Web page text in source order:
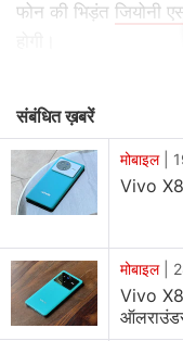
फोन की भिड़ंतजियोनी
वीवो वी3 (रिव्यू) और
औरवी3 मैक्सको
माना जा सकता है।
निराश किया था। अब
विभाग में सुधार किया है
संबंधित ख़बरें
मोबाइल|
Vivo
मोबाइल|
Vivo